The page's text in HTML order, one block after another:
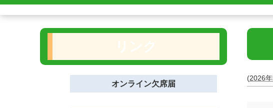
学校長より
校章
校歌
スクールポリシー
グランドデザイン
学校要覧
職員必携
アクセスマップ
年間計画
学校評価・学校評議員
施設・設備 幼稚部
小学部
中学部
高等部
(2026
オンライン欠席届